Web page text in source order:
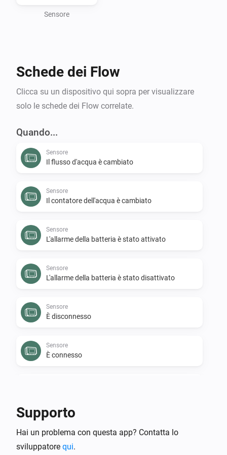
ambientale, prevenire costosi danni causati dall'acqua
Richiedere una chiave cliente personale e un segreto
Flume.
Sensore
Schede dei Flow
Clicca su un dispositivo qui sopra per visualizzare
solo le schede dei Flow correlate.
Quando...
Sensore
Il flusso d'acqua è cambiato
Sensore
Il contatore dell'acqua è cambiato
Sensore
L'allarme della batteria è stato attivato
Sensore
L'allarme della batteria è stato disattivato
Sensore
È disconnesso
Sensore
È connesso
L'allarme di budget è attivato
Supporto
Hai un problema con questa app? Contatta lo
sviluppatore qui.